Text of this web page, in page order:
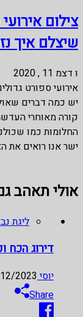
צילום
שיצלם איך
ו דצמ 11 , 2020
אירועי ספורט
יש כמה דברים
קורה מאוחרי
החלומות כמו
ישר אנו רואים את
אולי תאהב
ליגת
דירוג הכח
יוסי 2023
Share